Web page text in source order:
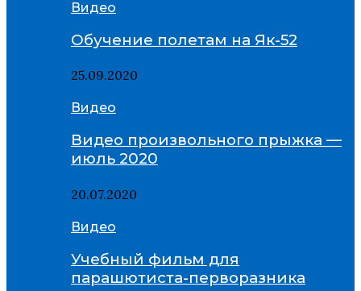
Видео
Обучение полетам на Як-52
25.09.2020
Видео
Видео произвольного прыжка —
июль 2020
20.07.2020
Видео
Учебный фильм для
парашютиста-перворазника